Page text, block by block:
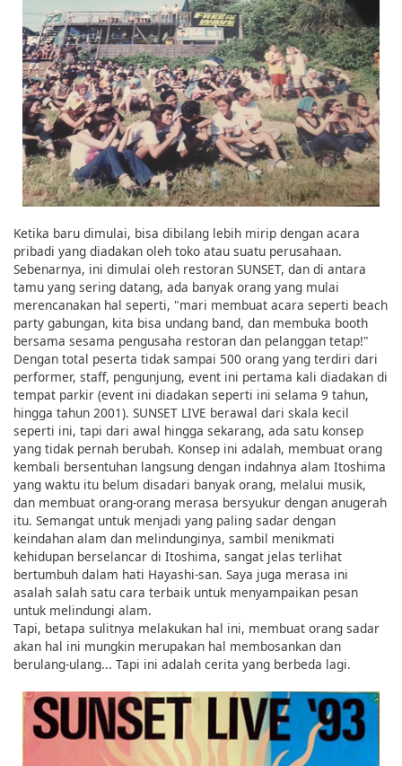
Ketika baru dimulai, bisa dibilang lebih mirip dengan acara
pribadi yang diadakan oleh toko atau suatu perusahaan.
Sebenarnya, ini dimulai oleh restoran SUNSET, dan di antara
tamu yang sering datang, ada banyak orang yang mulai
merencanakan hal seperti, "mari membuat acara seperti beach
party gabungan, kita bisa undang band, dan membuka booth
bersama sesama pengusaha restoran dan pelanggan tetap!"
Dengan total peserta tidak sampai 500 orang yang terdiri dari
performer, staff, pengunjung, event ini pertama kali diadakan di
tempat parkir (event ini diadakan seperti ini selama 9 tahun,
hingga tahun 2001). SUNSET LIVE berawal dari skala kecil
seperti ini, tapi dari awal hingga sekarang, ada satu konsep
yang tidak pernah berubah. Konsep ini adalah, membuat orang
kembali bersentuhan langsung dengan indahnya alam Itoshima
yang waktu itu belum disadari banyak orang, melalui musik,
dan membuat orang-orang merasa bersyukur dengan anugerah
itu. Semangat untuk menjadi yang paling sadar dengan
keindahan alam dan melindunginya, sambil menikmati
kehidupan berselancar di Itoshima, sangat jelas terlihat
bertumbuh dalam hati Hayashi-san. Saya juga merasa ini
asalah salah satu cara terbaik untuk menyampaikan pesan
untuk melindungi alam.
Tapi, betapa sulitnya melakukan hal ini, membuat orang sadar
akan hal ini mungkin merupakan hal membosankan dan
berulang-ulang... Tapi ini adalah cerita yang berbeda lagi.